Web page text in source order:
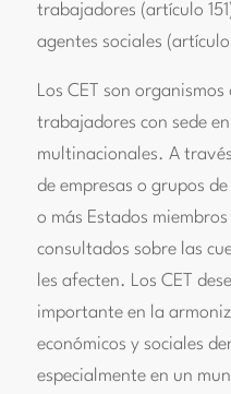
trabajadores (artículo
agentes sociales (artículo
Los CET son
trabajadores con sede
multinacionales. A
de empresas o grupos
o más Estados
consultados sobre las
les afecten. Los CET
importante en la
económicos y sociales
especialmente en un